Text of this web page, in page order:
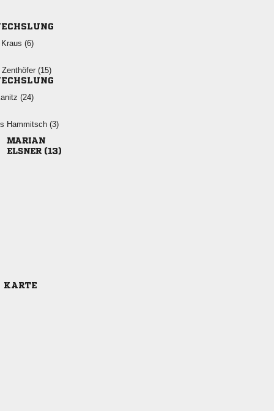



 

 
KARTE